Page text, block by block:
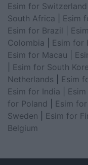
Esim for Switzerland
South Africa
Esim
Esim for Brazil
Colombia
Esim for
Esim for Macau
Esim for South
Netherlands
Esim
Esim for India
for Poland
Esim
Sweden
Esim for
Belgium